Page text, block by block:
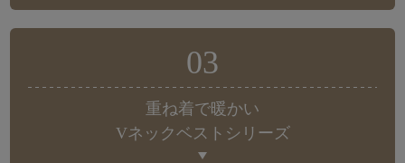
03
重ね着で暖かい
Vネックベストシリーズ